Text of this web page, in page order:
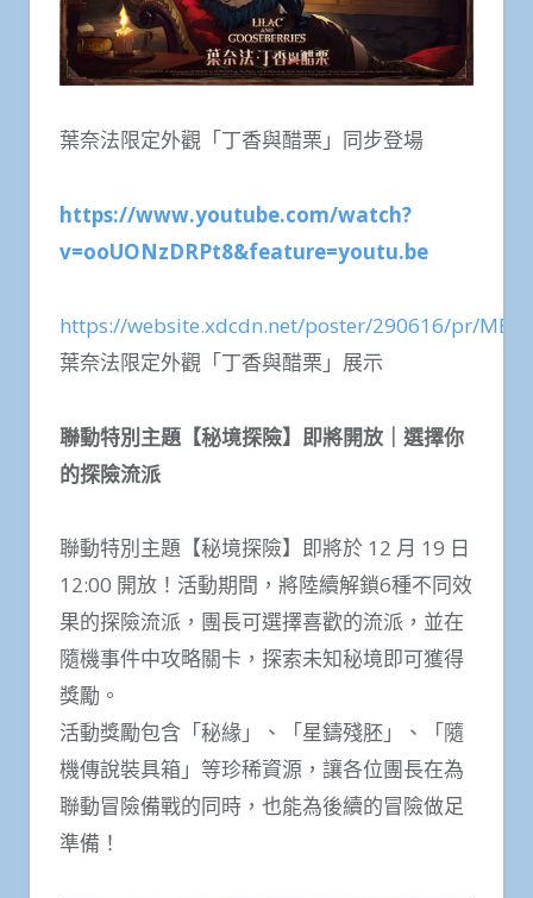
葉奈法限定外觀「丁香與醋栗」同步登場
https://www.youtube.com/watch?
v=ooUONzDRPt8&feature=youtu.be
https://website.xdcdn.net/poster/290616/pr/
葉奈法限定外觀「丁香與醋栗」展示
聯動特別主題【秘境探險】即將開放｜選擇你
的探險流派
聯動特別主題【秘境探險】即將於 12 月 19 日
12:00 開放！活動期間，將陸續解鎖6種不同效
果的探險流派，團長可選擇喜歡的流派，並在
隨機事件中攻略關卡，探索未知秘境即可獲得
獎勵。
活動獎勵包含「秘緣」、「星鑄殘胚」、「隨
機傳說裝具箱」等珍稀資源，讓各位團長在為
聯動冒險備戰的同時，也能為後續的冒險做足
準備！